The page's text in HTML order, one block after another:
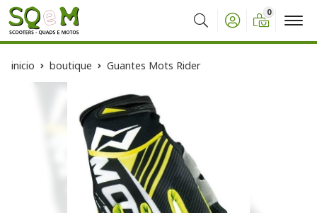
Buscar
0
inicio boutique Guantes Mots Rider